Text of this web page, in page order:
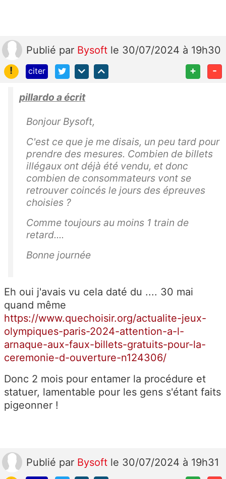
Publié par Bysoft le 30/07/2024 à 19h30
!
citer + -
pillardo a écrit
Bonjour Bysoft,
C'est ce que je me disais, un peu tard pour
prendre des mesures. Combien de billets
illégaux ont déjà été vendu, et donc
combien de consommateurs vont se
retrouver coincés le jours des épreuves
choisies ?
Comme toujours au moins 1 train de
retard....
Bonne journée
Eh oui j'avais vu cela daté du .... 30 mai
quand même
https://www.quechoisir.org/actualite-jeux-
olympiques-paris-2024-attention-a-l-
arnaque-aux-faux-billets-gratuits-pour-la-
ceremonie-d-ouverture-n124306/
Donc 2 mois pour entamer la procédure et
statuer, lamentable pour les gens s'étant faits
pigeonner !
Publié par Bysoft le 30/07/2024 à 19h31